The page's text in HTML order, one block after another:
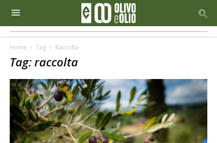
Home Tag Raccolta
Tag: raccolta